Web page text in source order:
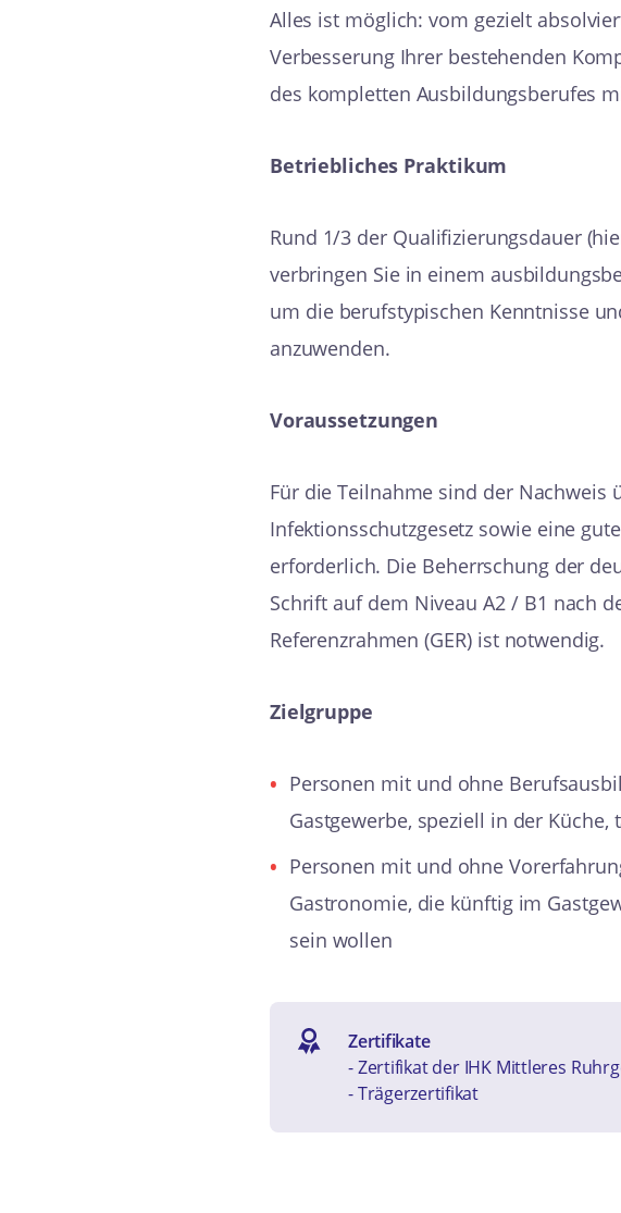
Alles ist möglich: vom gezielt
Verbesserung Ihrer bestehenden
des kompletten Ausbildungsberufes
Betriebliches Praktikum
Rund 1/3 der Qualifizierungsdauer
verbringen Sie in einem
um die berufstypischen Kenntnisse
anzuwenden.
Voraussetzungen
Für die Teilnahme sind der Nachweis
Infektionsschutzgesetz sowie eine
erforderlich. Die Beherrschung der
Schrift auf dem Niveau A2 / B1 nach
Referenzrahmen (GER) ist notwendig.
Zielgruppe
Personen mit und ohne
Gastgewerbe, speziell in der Küche,
Personen mit und ohne
Gastronomie, die künftig im
sein wollen
Zertifikate
- Zertifikat der IHK Mittleres
- Trägerzertifikat